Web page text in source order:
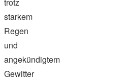
starkem
Regen
und
angekündigtem
Gewitter